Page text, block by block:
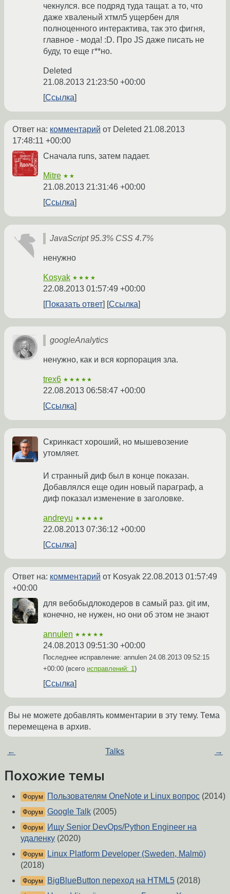
чекнулся. все подряд туда тащат. а то, что
даже хваленый хтмл5 ущербен для
полноценного интерактива, так это фигня,
главное - мода! :D. Про JS даже писать не
буду, то еще г**но.
Deleted
21.08.2013 21:23:50 +00:00
Ссылка
Ответ на: комментарий от Deleted 21.08.2013
17:48:11 +00:00
Сначала runs, затем падает.
Mitre ★★
21.08.2013 21:31:46 +00:00
Ссылка
JavaScript 95.3% CSS 4.7%
ненужно
Kosyak ★★★★
22.08.2013 01:57:49 +00:00
Показать ответ
Ссылка
googleAnalytics
ненужно, как и вся корпорация зла.
trex6 ★★★★★
22.08.2013 06:58:47 +00:00
Ссылка
Скринкаст хороший, но мышевозение
утомляет.
И странный диф был в конце показан.
Добавлялся еще один новый параграф, а
диф показал изменение в заголовке.
andreyu ★★★★★
22.08.2013 07:36:12 +00:00
Ссылка
Ответ на: комментарий от Kosyak 22.08.2013 01:57:49
+00:00
для вебобыдлокодеров в самый раз. git им,
конечно, не нужен, но они об этом не знают
annulen ★★★★★
24.08.2013 09:51:30 +00:00
Последнее исправление: annulen 24.08.2013 09:52:15
+00:00 (всего исправлений: 1)
Ссылка
Вы не можете добавлять комментарии в эту тему. Тема
перемещена в архив.
← Talks →
Похожие темы
Форум Пользователям OneNote и Linux вопрос (2014)
Форум Google Talk (2005)
Форум
Ищу Senior DevOps/Python Engineer на
удаленку (2020)
Форум
Linux Platform Developer (Sweden, Malmö)
(2018)
Форум BigBlueButton переход на HTML5 (2018)